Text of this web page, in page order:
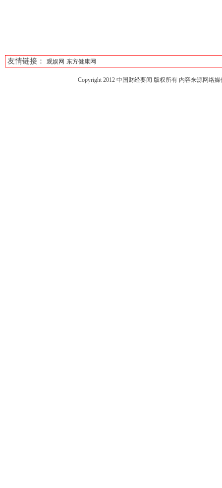
友情链接： 观娱网 东方健康网
Copyright 2012 中国财经要闻 版权所有 内容来源网络